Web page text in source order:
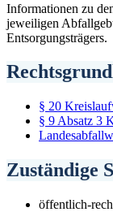
Informationen zu
jeweiligen
Entsorgungsträgers.
§ 20
§ 9 Absatz 3
Zuständige
öffentlich-